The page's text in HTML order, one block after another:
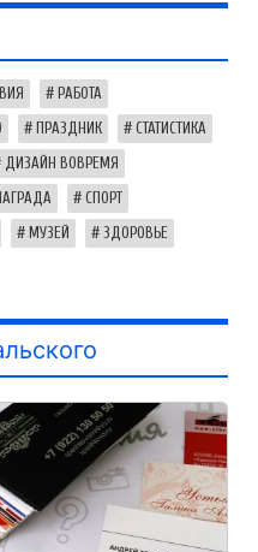
РАБОТА
ПРАЗДНИК СТАТИСТИКА
ДИЗАЙН ВОВРЕМЯ
СПОРТ
МУЗЕЙ ЗДОРОВЬЕ